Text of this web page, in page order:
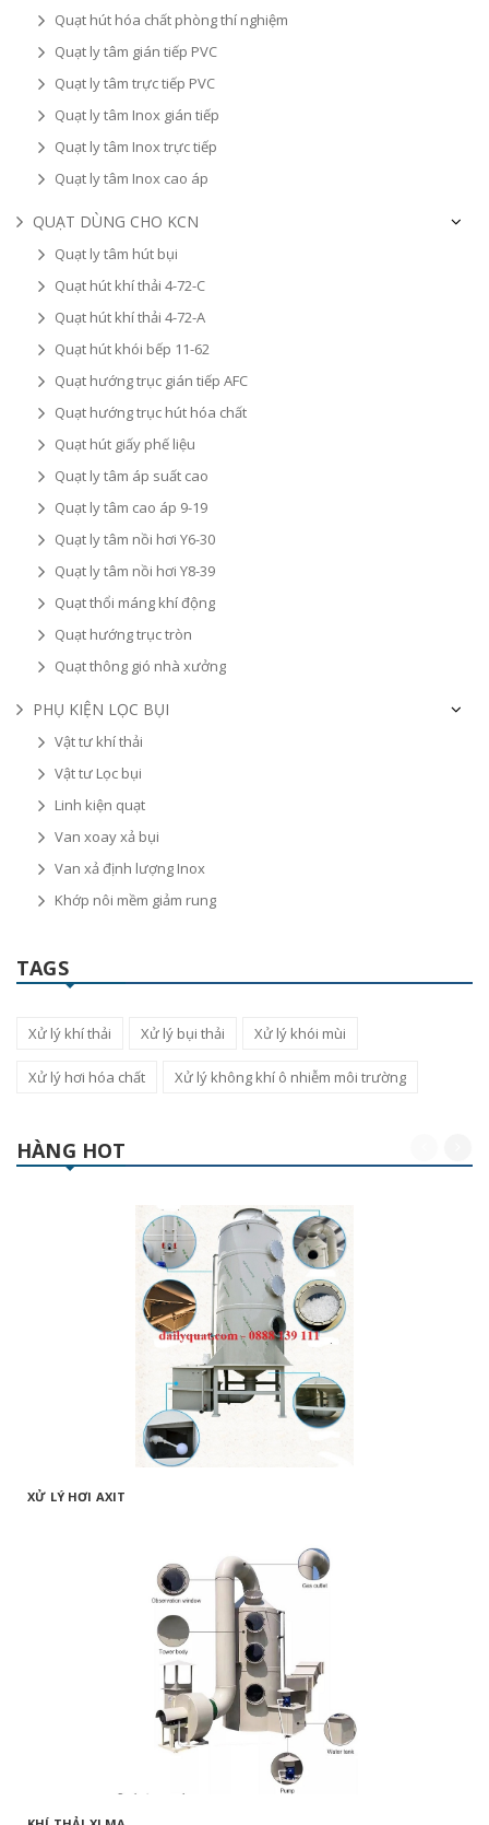
Quạt hút hóa chất phòng thí nghiệm
Quạt ly tâm gián tiếp PVC
Quạt ly tâm trực tiếp PVC
Quạt ly tâm Inox gián tiếp
Quạt ly tâm Inox trực tiếp
Quạt ly tâm Inox cao áp
QUẠT DÙNG CHO KCN
Quạt ly tâm hút bụi
Quạt hút khí thải 4-72-C
Quạt hút khí thải 4-72-A
Quạt hút khói bếp 11-62
Quạt hướng trục gián tiếp AFC
Quạt hướng trục hút hóa chất
Quạt hút giấy phế liệu
Quạt ly tâm áp suất cao
Quạt ly tâm cao áp 9-19
Quạt ly tâm nồi hơi Y6-30
Quạt ly tâm nồi hơi Y8-39
Quạt thổi máng khí động
Quạt hướng trục tròn
Quạt thông gió nhà xưởng
PHỤ KIỆN LỌC BỤI
Vật tư khí thải
Vật tư Lọc bụi
Linh kiện quạt
Van xoay xả bụi
Van xả định lượng Inox
Khớp nôi mềm giảm rung
TAGS
Xử lý khí thải Xử lý bụi thải Xử lý khói mùi
Xử lý hơi hóa chất Xử lý không khí ô nhiễm môi trường
HÀNG HOT
XỬ LÝ HƠI AXIT